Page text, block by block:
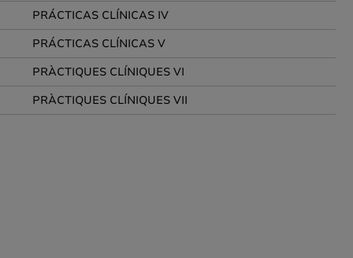
PRÁCTICAS CLÍNICAS IV
PRÁCTICAS CLÍNICAS V
PRÀCTIQUES CLÍNIQUES VI
PRÀCTIQUES CLÍNIQUES VII